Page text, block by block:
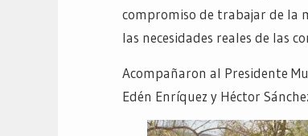
compromiso de trabajar de la
las necesidades reales de las
Acompañaron al Presidente
Edén Enríquez y Héctor